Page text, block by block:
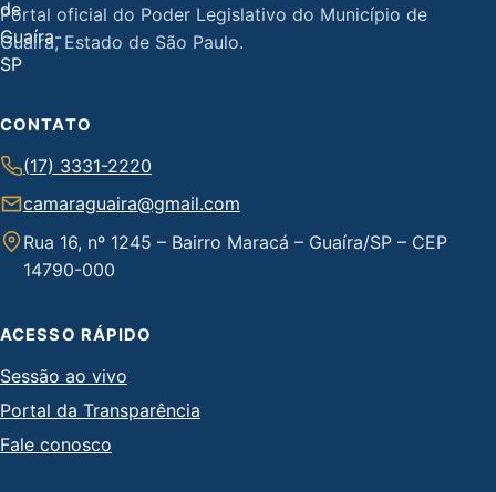
Portal oficial do Poder Legislativo do Município de
Guaíra, Estado de São Paulo.
CONTATO
(17) 3331-2220
camaraguaira@gmail.com
Rua 16, nº 1245 – Bairro Maracá – Guaíra/SP – CEP
14790-000
ACESSO RÁPIDO
Sessão ao vivo
Portal da Transparência
Fale conosco